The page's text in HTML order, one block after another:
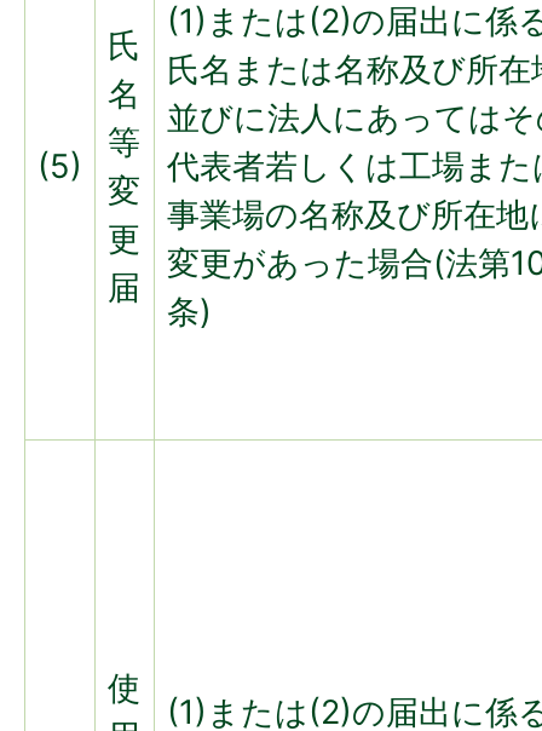
(5)
氏
名
等
変
更
届
(1)または(2)の届出に係
氏名または名称及び所在
並びに法人にあっては
代表者若しくは工場また
事業場の名称及び所在地
変更があった場合(法第
条)
使
(1)または(2)の届出に係